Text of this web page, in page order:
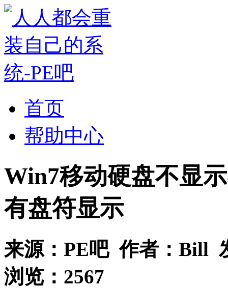
首页
帮助中心
Win7移动硬盘不显
有盘符显示
来源： PE吧作者： Bill
浏览： 2567